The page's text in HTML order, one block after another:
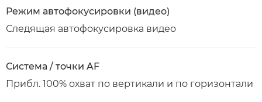
Режим автофокусировки (видео)
Следящая автофокусировка видео
Система / точки AF
Прибл. 100% охват по вертикали и по горизонтали